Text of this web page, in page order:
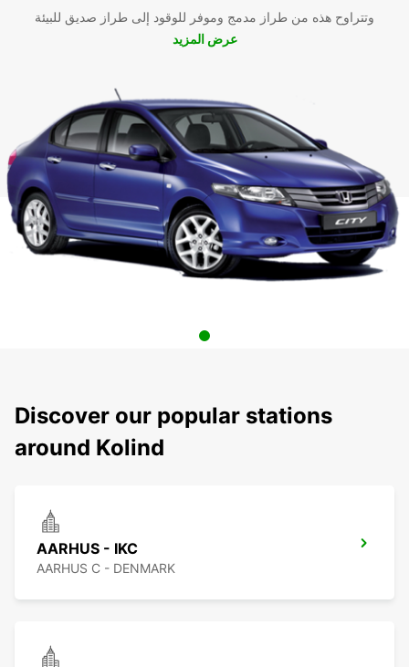
وتتراوح هذه من طراز مدمج وموفر للوقود إلى طراز صديق للبيئة
عرض المزيد
Discover our popular stations
around Kolind
AARHUS - IKC
AARHUS C - DENMARK